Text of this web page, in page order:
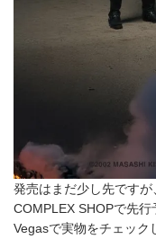
発売はまだ少し先です
COMPLEX SHOPで先
Vegasで実物をチェック